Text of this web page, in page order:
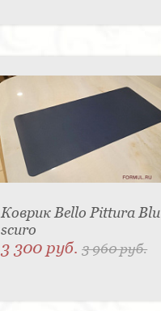
Коврик Bello Pittura Blu
scuro
3 300 руб.3 960 руб.